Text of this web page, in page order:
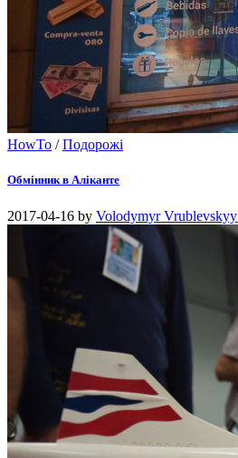
HowTo /Подорожі
Обмінник в Аліканте
2017-04-16 by Volodymyr Vrublevskyy